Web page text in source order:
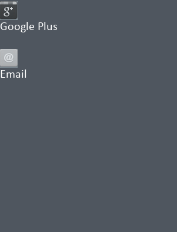
Google Plus
Email